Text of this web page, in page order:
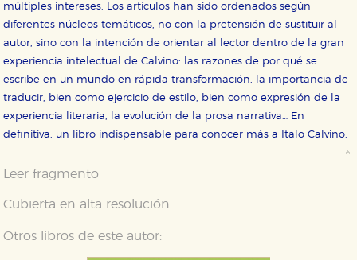
múltiples intereses. Los artículos han sido ordenados según
diferentes núcleos temáticos, no con la pretensión de sustituir al
autor, sino con la intención de orientar al lector dentro de la gran
experiencia intelectual de Calvino: las razones de por qué se
escribe en un mundo en rápida transformación, la importancia de
traducir, bien como ejercicio de estilo, bien como expresión de la
experiencia literaria, la evolución de la prosa narrativa… En
definitiva, un libro indispensable para conocer más a Italo Calvino.
Leer fragmento
Cubierta en alta resolución
Otros libros de este autor: